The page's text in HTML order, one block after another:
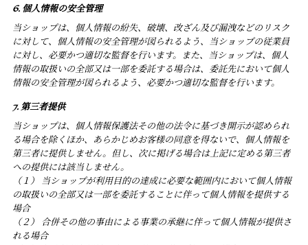
6. 個人情報の安全管理
当ショップは、個人情報の紛失、破壊、改ざん及び漏洩などのリスク
に対して、個人情報の安全管理が図られるよう、当ショップの従業員
に対し、必要かつ適切な監督を行います。また、当ショップは、個人
情報の取扱いの全部又は一部を委託する場合は、委託先において個人
情報の安全管理が図られるよう、必要かつ適切な監督を行います。
7. 第三者提供
当ショップは、個人情報保護法その他の法令に基づき開示が認められ
る場合を除くほか、あらかじめお客様の同意を得ないで、個人情報を
第三者に提供しません。但し、次に掲げる場合は上記に定める第三者
への提供には該当しません。
（１） 当ショップが利用目的の達成に必要な範囲内において個人情報
の取扱いの全部又は一部を委託することに伴って個人情報を提供する
場合
（２） 合併その他の事由による事業の承継に伴って個人情報が提供さ
れる場合